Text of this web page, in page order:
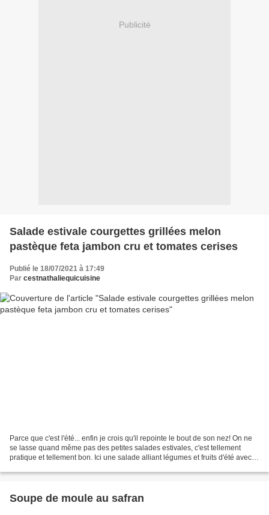
Publicité
Salade estivale courgettes grillées melon
pastèque feta jambon cru et tomates cerises
Publié le 18/07/2021 à 17:49
Par cestnathaliequicuisine
Parce que c'est l'été... enfin je crois qu'il repointe le bout de son nez! On ne
se lasse quand même pas des petites salades estivales, c'est tellement
pratique et tellement bon. Ici une salade alliant légumes et fruits d'été avec
Soupe de moule au safran